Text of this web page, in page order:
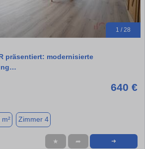
1 / 28
präsentiert: modernisierte
640 €
Zimmer 4
★ ➦ ➜